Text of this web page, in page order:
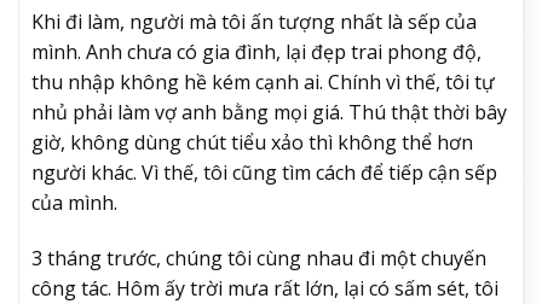
Khi đi làm, người mà tôi ấn tượng nhất là sếp của
mình. Anh chưa có gia đình, lại đẹp trai phong độ,
thu nhập không hề kém cạnh ai. Chính vì thế, tôi tự
nhủ phải làm vợ anh bằng mọi giá. Thú thật thời bây
giờ, không dùng chút tiểu xảo thì không thể hơn
người khác. Vì thế, tôi cũng tìm cách để tiếp cận sếp
của mình.
3 tháng trước, chúng tôi cùng nhau đi một chuyến
công tác. Hôm ấy trời mưa rất lớn, lại có sấm sét, tôi